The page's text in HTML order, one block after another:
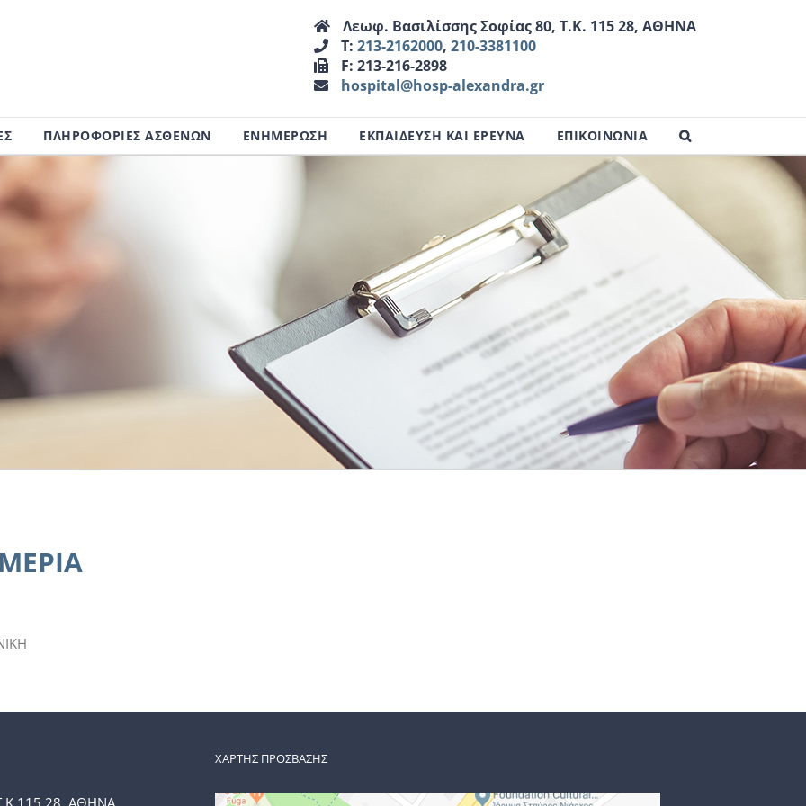
Λεωφ. Βασιλίσσης Σοφίας 80, Τ.Κ. 115 28, ΑΘΗΝΑ
Τ: 213-2162000, 210-3381100
F: 213-216-2898
hospital@hosp-alexandra.gr
ΠΛΗΡΟΦΟΡΙΕΣ ΑΣΘΕΝΩΝ ΕΝΗΜΕΡΩΣΗ ΕΚΠΑΙΔΕΥΣΗ ΚΑΙ ΕΡΕΥΝΑ ΕΠΙΚΟΙΝΩΝΙΑ
115 28, ΑΘΗΝΑ
ΧΑΡΤΗΣ ΠΡΟΣΒΑΣΗΣ